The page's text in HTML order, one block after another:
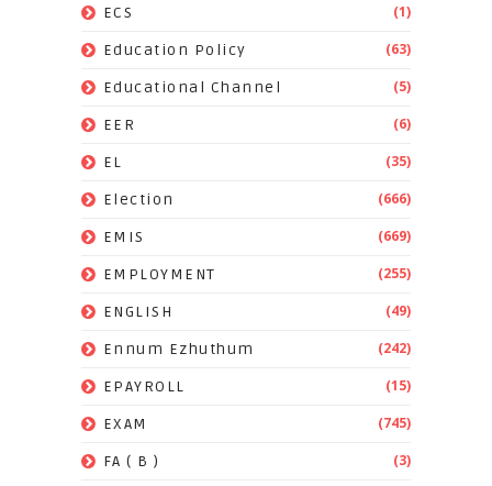
ECS (1)
Education Policy (63)
Educational Channel (5)
EER (6)
EL (35)
Election (666)
EMIS (669)
EMPLOYMENT (255)
ENGLISH (49)
Ennum Ezhuthum (242)
EPAYROLL (15)
EXAM (745)
FA ( B ) (3)